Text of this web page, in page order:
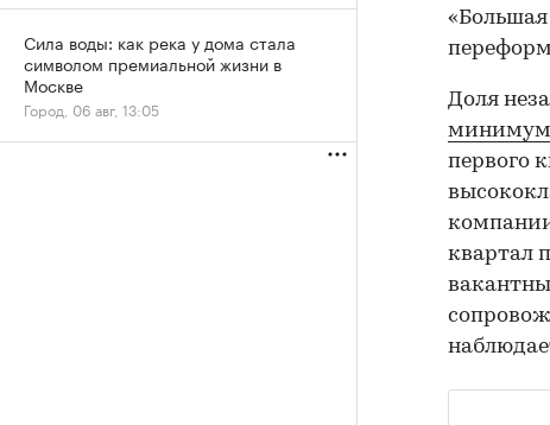
Доля
первого
квартал
Сила воды: как река у дома стала
символом премиальной жизни в
Москве
Город, 06 авг, 13:05